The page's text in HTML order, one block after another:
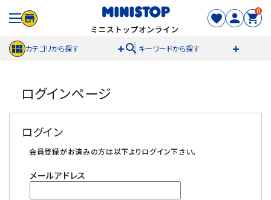
0
カテゴリから探す search キーワードから探す
meeting_room ログイン person 新規登録
セール商品
カテゴリから探す
ログインページ
ログイン
会員登録がお済みの方は以下よりログイン下さい。
メールアドレス